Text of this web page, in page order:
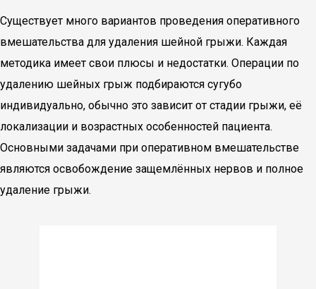
Существует много вариантов проведения оперативного
вмешательства для удаления шейной грыжи. Каждая
методика имеет свои плюсы и недостатки. Операции по
удалению шейных грыж подбираются сугубо
индивидуально, обычно это зависит от стадии грыжи, её
локализации и возрастных особенностей пациента.
Основными задачами при оперативном вмешательстве
являются освобождение защемлённых нервов и полное
удаление грыжи.